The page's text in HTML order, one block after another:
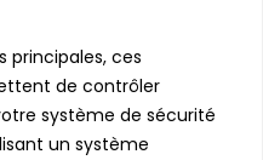
principales, ces
de contrôler
système de sécurité
un système